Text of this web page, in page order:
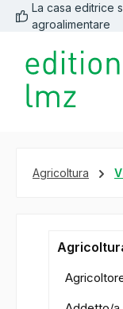
Passa
La casa editrice
agroalimentare
Agricoltura